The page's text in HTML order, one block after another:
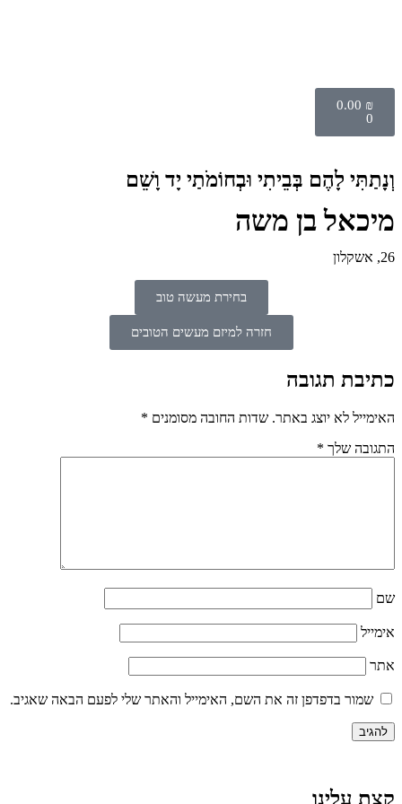
0.00 ₪
0
וְנָתַתִּי לָהֶם בְּבֵיתִי וּבְחוֹמֹתַי יָד וָשֵׁם
מיכאל בן משה
26, אשקלון
בחירת מעשה טוב
חזרה למיזם מעשים הטובים
כתיבת תגובה
האימייל לא יוצג באתר. שדות החובה מסומנים *
התגובה שלך *
שם
אימייל
אתר
שמור בדפדפן זה את השם, האימייל והאתר שלי לפעם הבאה שאגיב.
קצת עלינו